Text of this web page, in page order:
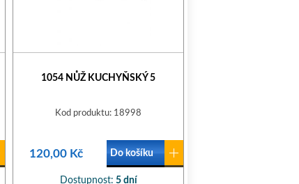
1054 NŮŽ KUCHYŇSKÝ 5
Kod produktu: 18998
120,00 Kč Do košíku
Dostupnost: 5 dní